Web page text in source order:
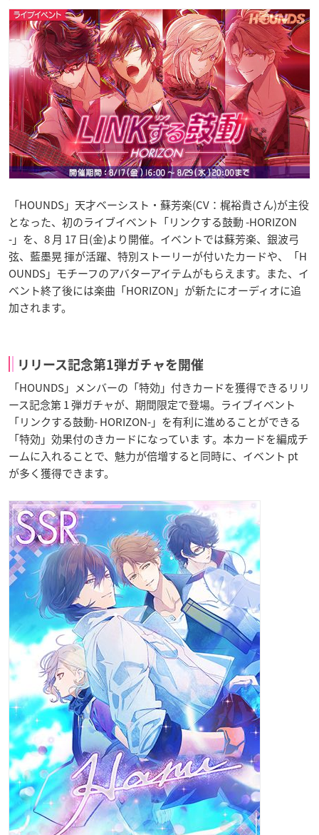
「HOUNDS」天才ベーシスト・蘇芳楽(CV：梶裕貴さん)が主役
となった、初のライブイベント「リンクする鼓動 -HORIZON
-」を、8 月 17 日(金)より開催。イベントでは蘇芳楽、銀波弓
弦、藍墨晃 揮が活躍、特別ストーリーが付いたカードや、「H
OUNDS」モチーフのアバターアイテムがもらえます。また、イ
ベント終了後には楽曲「HORIZON」が新たにオーディオに追
加されます。
リリース記念第1弾ガチャを開催
「HOUNDS」メンバーの「特効」付きカードを獲得できるリリ
ース記念第 1 弾ガチャが、期間限定で登場。ライブイベント
「リンクする鼓動- HORIZON-」を有利に進めることができる
「特効」効果付のきカードになっていま す。本カードを編成チ
ームに入れることで、魅力が倍増すると同時に、イベント pt
が多く獲得できます。